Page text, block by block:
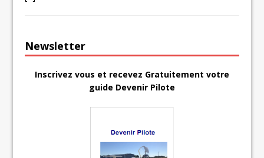
Newsletter
Inscrivez vous et recevez Gratuitement votre
guide Devenir Pilote